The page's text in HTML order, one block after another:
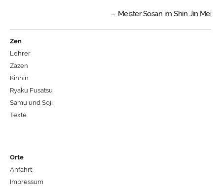
Meister Sosan im Shin Jin Mei
Zen
Lehrer
Zazen
Kinhin
Ryaku Fusatsu
Samu und Soji
Texte
Orte
Anfahrt
Impressum